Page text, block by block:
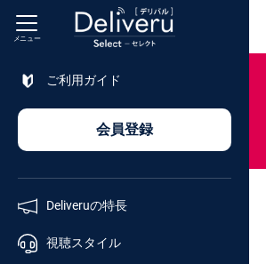
メニュー
ご利用ガイド
会員登録
Deliveruの特長
視聴スタイル